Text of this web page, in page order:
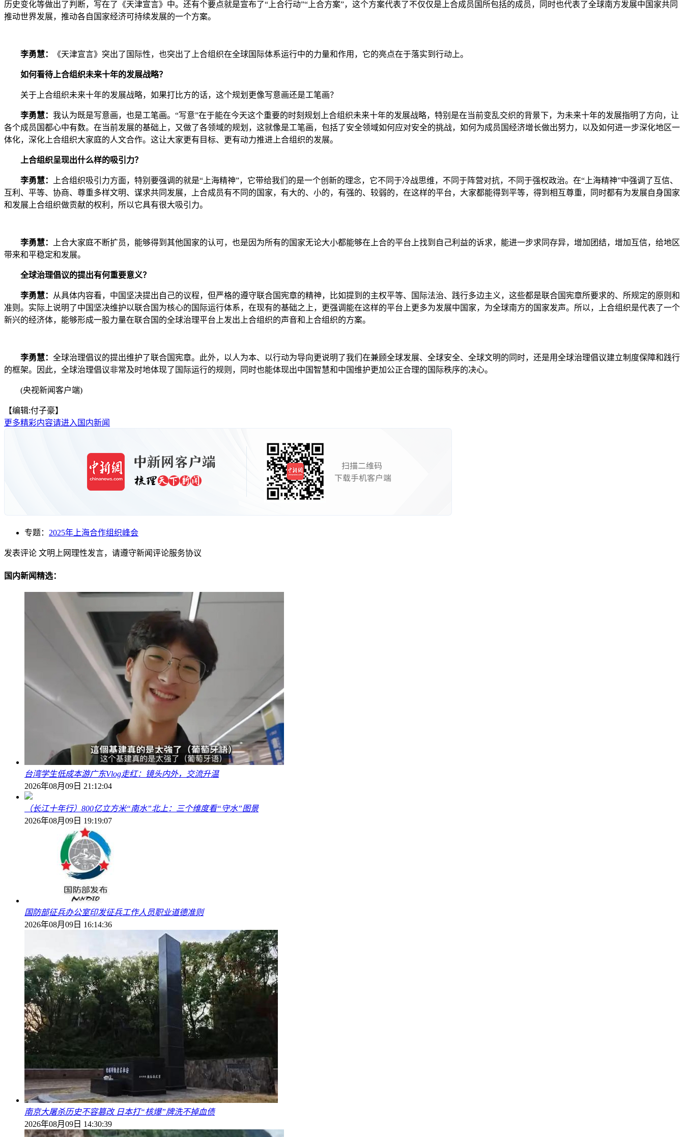
历史变化等做出了判断，写在了《天津宣言》中。还有个要点就是宣布了“上合行动”“上合方案”，这个方案代表了不仅仅是上合成员国所包括的成员，同时也代表了全球南方发展中国家共同
推动世界发展，推动各自国家经济可持续发展的一个方案。
李勇慧： 《天津宣言》突出了国际性，也突出了上合组织在全球国际体系运行中的力量和作用，它的亮点在于落实到行动上。
如何看待上合组织未来十年的发展战略？
关于上合组织未来十年的发展战略，如果打比方的话，这个规划更像写意画还是工笔画？
李勇慧： 我认为既是写意画，也是工笔画。“写意”在于能在今天这个重要的时刻规划上合组织未来十年的发展战略，特别是在当前变乱交织的背景下，为未来十年的发展指明了方向，让
各个成员国都心中有数。在当前发展的基础上，又做了各领域的规划，这就像是工笔画，包括了安全领域如何应对安全的挑战，如何为成员国经济增长做出努力，以及如何进一步深化地区一
体化，深化上合组织大家庭的人文合作。这让大家更有目标、更有动力推进上合组织的发展。
上合组织呈现出什么样的吸引力？
李勇慧：
上合组织吸引力方面，特别要强调的就是“上海精神”，它带给我们的是一个创新的理念，它不同于冷战思维，不同于阵营对抗，不同于强权政治。在“上海精神”中强调了互信、
互利、平等、协商、尊重多样文明、谋求共同发展，上合成员有不同的国家，有大的、小的，有强的、较弱的，在这样的平台，大家都能得到平等，得到相互尊重，同时都有为发展自身国家
和发展上合组织做贡献的权利，所以它具有很大吸引力。
李勇慧：
上合大家庭不断扩员，能够得到其他国家的认可，也是因为所有的国家无论大小都能够在上合的平台上找到自己利益的诉求，能进一步求同存异，增加团结，增加互信，给地区
带来和平稳定和发展。
全球治理倡议的提出有何重要意义？
李勇慧：
从具体内容看，中国坚决提出自己的议程，但严格的遵守联合国宪章的精神，比如提到的主权平等、国际法治、践行多边主义，这些都是联合国宪章所要求的、所规定的原则和
准则。实际上说明了中国坚决维护以联合国为核心的国际运行体系，在现有的基础之上，更强调能在这样的平台上更多为发展中国家，为全球南方的国家发声。所以，上合组织是代表了一个
新兴的经济体，能够形成一股力量在联合国的全球治理平台上发出上合组织的声音和上合组织的方案。
李勇慧： 全球治理倡议的提出维护了联合国宪章。此外，以人为本、以行动为导向更说明了我们在兼顾全球发展、全球安全、全球文明的同时，还是用全球治理倡议建立制度保障和践行
的框架。因此，全球治理倡议非常及时地体现了国际运行的规则，同时也能体现出中国智慧和中国维护更加公正合理的国际秩序的决心。
(央视新闻客户端)
【编辑:付子豪】
更多精彩内容请进入国内新闻
专题： 2025年上海合作组织峰会
发表评论 文明上网理性发言，请遵守新闻评论服务协议
国内新闻精选：
台湾学生低成本游广东Vlog走红：镜头内外，交流升温
2026年08月09日 21:12:04
（长江十年行）800亿立方米“南水”北上：三个维度看“守水”图景
2026年08月09日 19:19:07
国防部征兵办公室印发征兵工作人员职业道德准则
2026年08月09日 16:14:36
南京大屠杀历史不容篡改 日本打“核爆”牌洗不掉血债
2026年08月09日 14:30:39